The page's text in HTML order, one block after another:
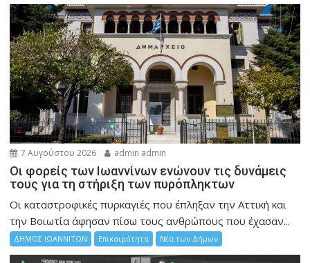
7 Αυγούστου 2026 admin admin
Οι φορείς των Ιωαννίνων ενώνουν τις δυνάμεις
τους για τη στήριξη των πυρόπληκτων
Οι καταστροφικές πυρκαγιές που έπληξαν την Αττική και
την Bοιωτία άφησαν πίσω τους ανθρώπους που έχασαν...
ΔΗΜΟΣ ΙΩΑΝΝΙΤΩΝ Επικαιρότητα Νέα των Δήμων